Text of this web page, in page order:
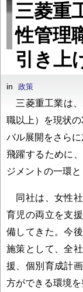
三菱重
性管理
引き上
in 政策
三菱重工業は、
職以上）を現状
バル展開をさら
飛躍するために
ジメントの一環と
同社は、女性社
育児の両立を支
備してきた。今
施策として、全
援、個別育成計
方ができる環境を